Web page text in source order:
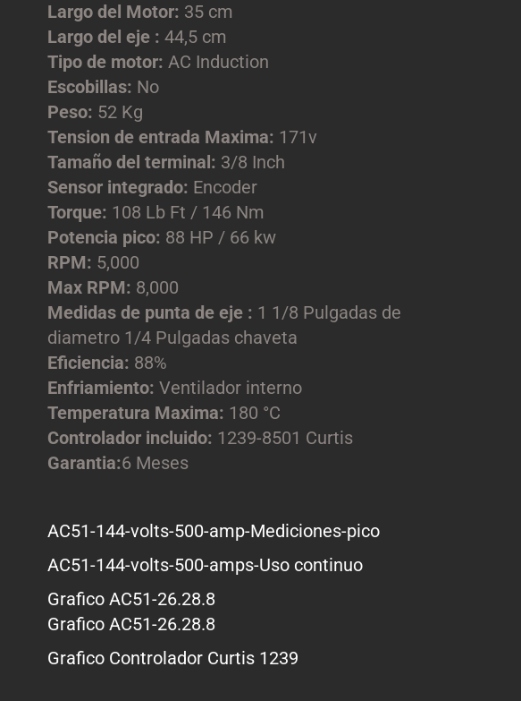
Largo del Motor: 35 cm
Largo del eje : 44,5 cm
Tipo de motor: AC Induction
Escobillas: No
Peso: 52 Kg
Tension de entrada Maxima: 171v
Tamaño del terminal: 3/8 Inch
Sensor integrado: Encoder
Torque: 108 Lb Ft / 146 Nm
Potencia pico: 88 HP / 66 kw
RPM: 5,000
Max RPM: 8,000
Medidas de punta de eje : 1 1/8 Pulgadas de
diametro 1/4 Pulgadas chaveta
Eficiencia: 88%
Enfriamiento: Ventilador interno
Temperatura Maxima: 180 °C
Controlador incluido: 1239-8501 Curtis
Garantia:6 Meses
AC51-144-volts-500-amp-Mediciones-pico
AC51-144-volts-500-amps-Uso continuo
Grafico AC51-26.28.8
Grafico AC51-26.28.8
Grafico Controlador Curtis 1239